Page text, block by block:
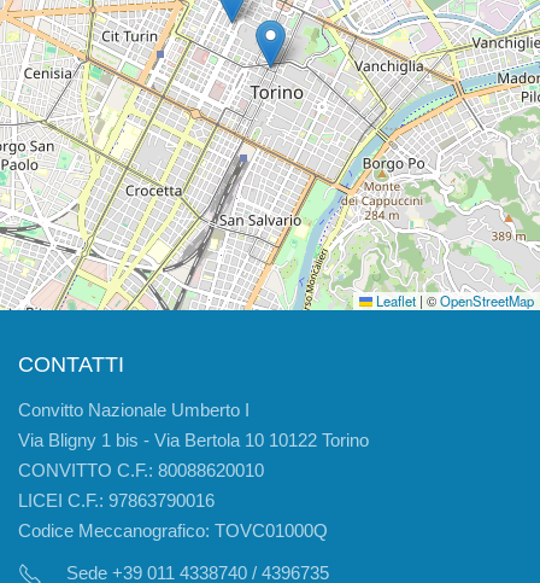
Leaflet | ©OpenStreetMap
CONTATTI
Convitto Nazionale Umberto I
Via Bligny 1 bis - Via Bertola 10 10122 Torino
CONVITTO C.F.: 80088620010
LICEI C.F.: 97863790016
Codice Meccanografico: TOVC01000Q
Sede +39 011 4338740 / 4396735